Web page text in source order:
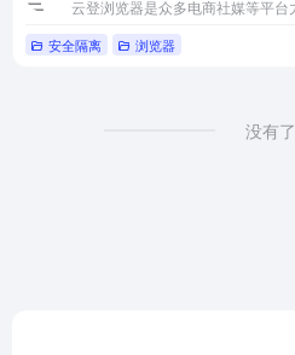
安全隔离 浏览器
没有了